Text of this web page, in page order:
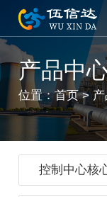
产品中
位置：首页>产
控制中心核